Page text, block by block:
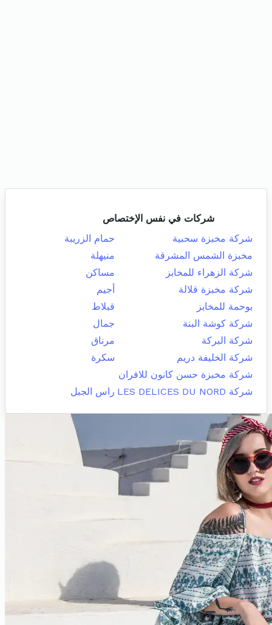
شركات في نفس الإختصاص
شركة مخبزة سحبية
حمام الزريبة
مخبزة الشمس المشرقة
منيهلة
شركة الزهراء للمخابز
مساكن
شركة مخبزة قلالة
أجيم
بوحمة للمخابز
قبلاط
شركة كوشة البنة
جمال
شركة البركة
مرناق
شركة الخليفة دريم
سكرة
شركة مخبزة حسن كانون للافران
شركة LES DELICES DU NORD
راس الجبل